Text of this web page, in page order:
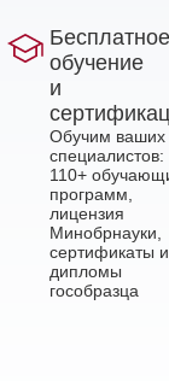
Бесплатное
обучение
и
Обучим ваших
специалистов:
110+
программ,
лицензия
Минобрнауки,
сертификаты и
дипломы
гособразца